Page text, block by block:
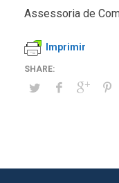
Assessoria de
Imprimir